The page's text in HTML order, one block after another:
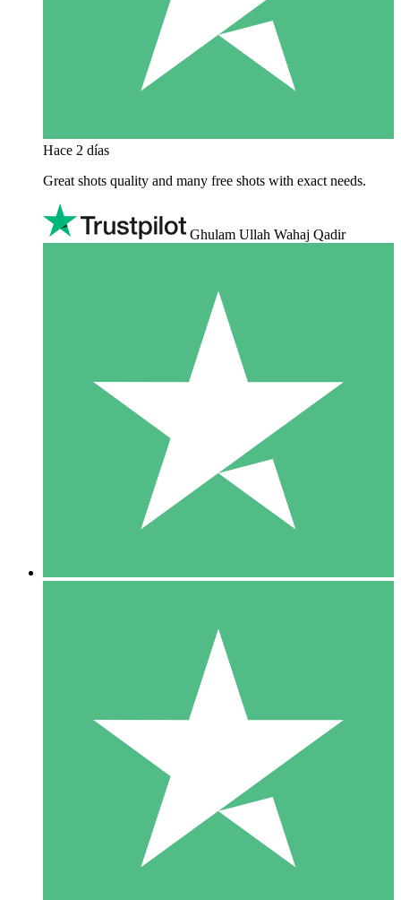
Hace 2 días
Great shots quality and many free shots with exact needs.
Ghulam Ullah Wahaj Qadir